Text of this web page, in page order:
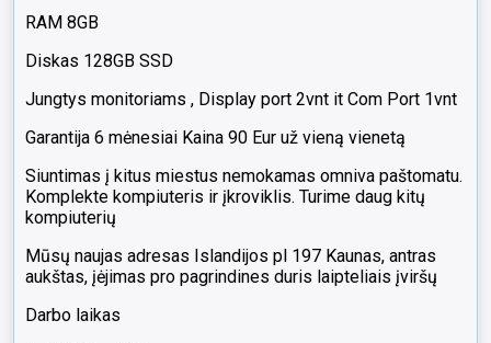
RAM8GB
Diskas 128GB SSD
Jungtys monitoriams , Display port 2vnt it Com Port 1vnt
Garantija 6 mėnesiai Kaina 90 Eur už vieną vienetą
Siuntimas į kitus miestus nemokamasomniva paštomatu.
Komplekte kompiuteris ir įkroviklis. Turime daug kitų
kompiuterių
Mūsų naujas adresas Islandijos pl 197 Kaunas, antras
aukštas, įėjimas pro pagrindines duris laipteliais įviršų
Darbo laikas